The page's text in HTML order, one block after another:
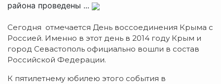
района проведены ...
Сегодня отмечается День воссоединения Крыма с
Россией. Именно в этот день в 2014 году Крым и
город Севастополь официально вошли в состав
Российской Федерации.
К пятилетнему юбилею этого события в